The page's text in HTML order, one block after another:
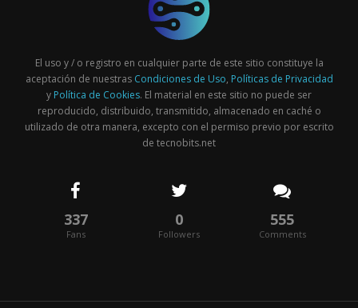
El uso y / o registro en cualquier parte de este sitio constituye la
aceptación de nuestras Condiciones de Uso, Políticas de Privacidad
y Política de Cookies. El material en este sitio no puede ser
reproducido, distribuido, transmitido, almacenado en caché o
utilizado de otra manera, excepto con el permiso previo por escrito
de tecnobits.net
337
Fans
0
Followers
555
Comments